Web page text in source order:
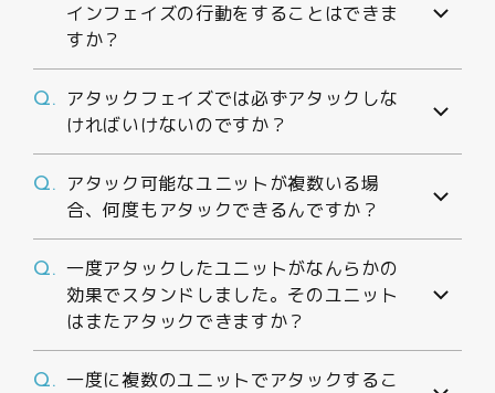
インフェイズの行動をすることはできま
すか？
Q.
アタックフェイズでは必ずアタックしな
ければいけないのですか？
Q.
アタック可能なユニットが複数いる場
合、何度もアタックできるんですか？
Q. 一度アタックしたユニットがなんらかの
効果でスタンドしました。そのユニット
はまたアタックできますか？
Q. 一度に複数のユニットでアタックするこ